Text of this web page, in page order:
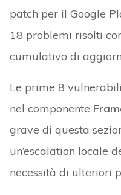
patch per il Google
18 problemi risolti
cumulativo di
Le prime 8
nel componente
grave di questa
un’escalation locale
necessità di ulteriori